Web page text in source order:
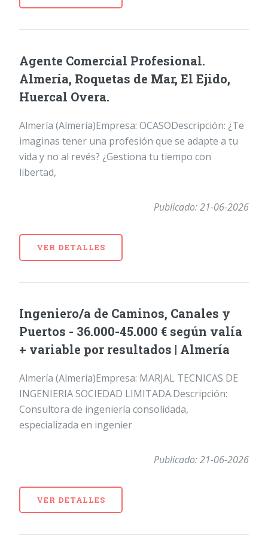
Agente Comercial Profesional.
Almería, Roquetas de Mar, El Ejido,
Huercal Overa.
Almería (Almería)Empresa: OCASODescripción: ¿Te
imaginas tener una profesión que se adapte a tu
vida y no al revés? ¿Gestiona tu tiempo con
libertad,
Publicado: 21-06-2026
VER DETALLES
Ingeniero/a de Caminos, Canales y
Puertos - 36.000-45.000 € según valía
+ variable por resultados | Almería
Almería (Almería)Empresa: MARJAL TECNICAS DE
INGENIERIA SOCIEDAD LIMITADA.Descripción:
Consultora de ingeniería consolidada,
especializada en ingenier
Publicado: 21-06-2026
VER DETALLES